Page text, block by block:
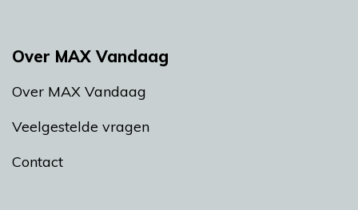
Over MAX Vandaag
Over MAX Vandaag
Veelgestelde vragen
Contact